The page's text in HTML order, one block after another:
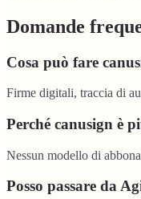
Domande
Cosa può fare
Firme digitali, traccia di
Perché canusign è
Nessun modello di
Posso passare da